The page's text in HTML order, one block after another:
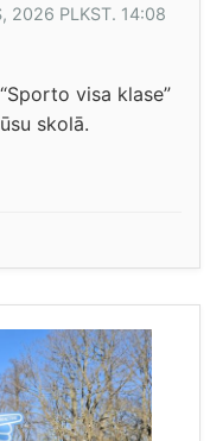
2026 PLKST. 14:08
visa klase”
skolā.